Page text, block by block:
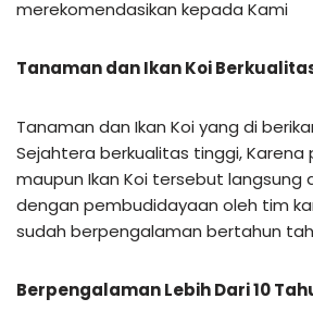
merekomendasikan kepada Kami
Tanaman dan Ikan Koi
Tanaman dan Ikan Koi yang di
Sejahtera berkualitas tinggi, Karena
maupun Ikan Koi tersebut langsung
dengan pembudidayaan oleh tim
sudah berpengalaman bertahun
Berpengalaman Lebih Dari 10